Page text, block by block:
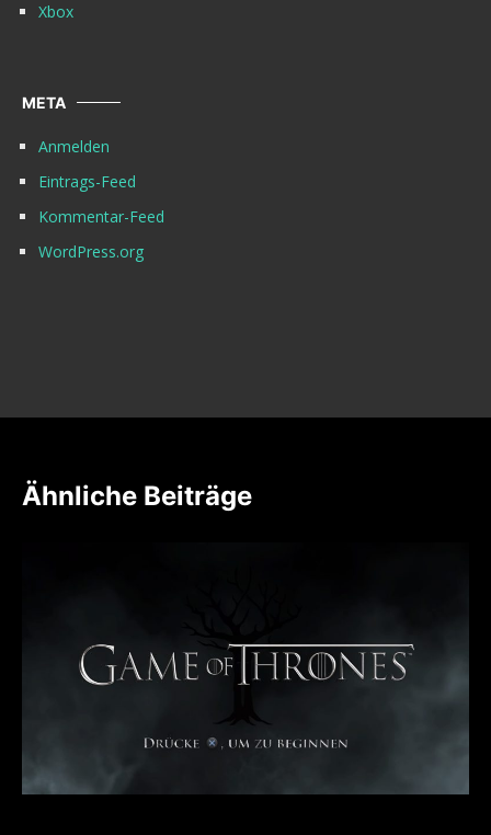
Xbox
META
Anmelden
Eintrags-Feed
Kommentar-Feed
WordPress.org
Ähnliche Beiträge